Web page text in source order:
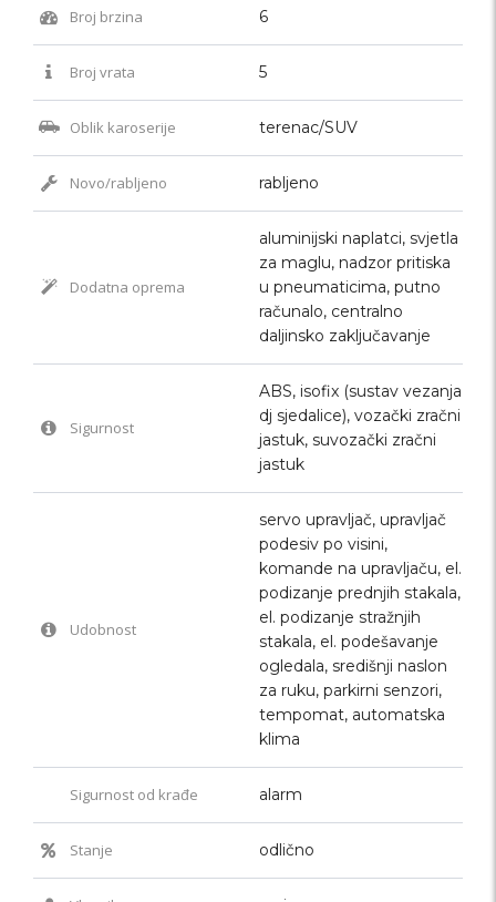
Broj brzina 6
Broj vrata 5
Oblik karoserije terenac/SUV
Novo/rabljeno rabljeno
Dodatna oprema
aluminijski naplatci, svjetla
za maglu, nadzor pritiska
u pneumaticima, putno
računalo, centralno
daljinsko zaključavanje
Sigurnost
ABS, isofix (sustav vezanja
dj sjedalice), vozački zračni
jastuk, suvozački zračni
jastuk
Udobnost
servo upravljač, upravljač
podesiv po visini,
komande na upravljaču, el.
podizanje prednjih stakala,
el. podizanje stražnjih
stakala, el. podešavanje
ogledala, središnji naslon
za ruku, parkirni senzori,
tempomat, automatska
klima
Sigurnost od krađe alarm
Stanje odlično